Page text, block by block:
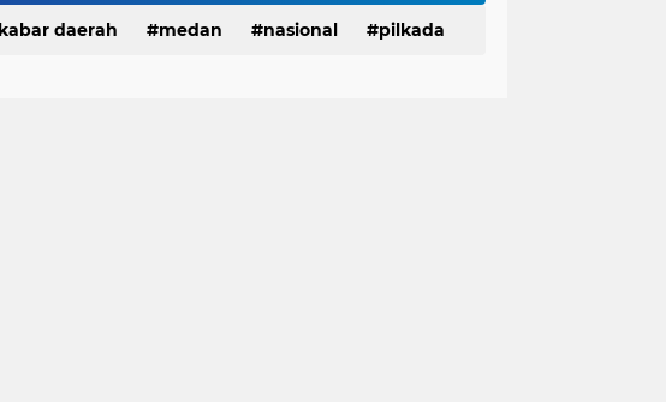
kabar daerah medan nasional pilkada